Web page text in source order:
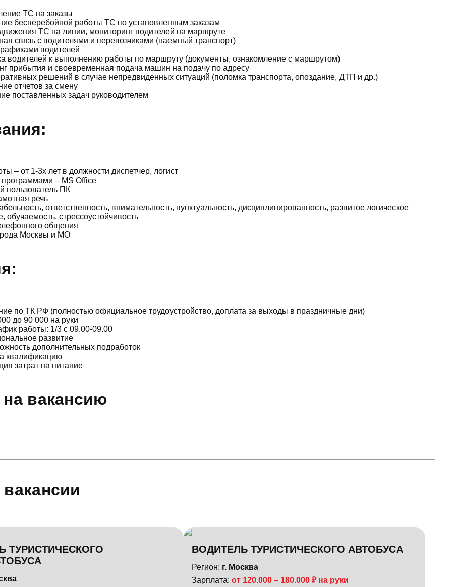
ТС на заказы
бесперебойной работы ТС по установленным заказам
ТС на линии, мониторинг водителей на маршруте
связь с водителями и перевозчиками (наемный транспорт)
водителей
водителей к выполнению работы по маршруту (документы, ознакомление с маршрутом)
прибытия и своевременная подача машин на подачу по адресу
решений в случае непредвиденных ситуаций (поломка транспорта, опоздание, ДТП и др.)
отчетов за смену
поставленных задач руководителем
– от 1-3х лет в должности диспетчер, логист
– MS Office
пользователь ПК
речь
ответственность, внимательность, пунктуальность, дисциплинированность, развитое логическое
стрессоустойчивость
общения
Москвы и МО
по ТК РФ (полностью официальное трудоустройство, доплата за выходы в праздничные дни)
до 90 000 на руки
работы: 1/3 с 09.00-09.00
развитие
дополнительных подработок
квалификацию
затрат на питание
на вакансию
ТУРИСТИЧЕСКОГО
ВОДИТЕЛЬ ТУРИСТИЧЕСКОГО АВТОБУСА
Регион: г. Москва
Зарплата: от 120.000 – 180.000 ₽ на руки